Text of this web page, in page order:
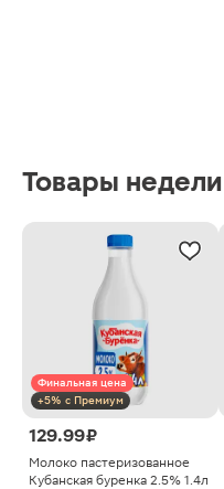
Товары недели
Финальная цена
+5% с Премиум
129.99 ₽
Молоко пастеризованное
Кубанская буренка 2.5% 1.4л